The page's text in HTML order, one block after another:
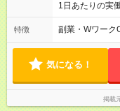
1日あたりの実
フト制 シフト例 11:00～17:00 14:00～18:00 勤務時間2～8時間
※勤務時間が6
合がございます
特徴 副業・Wワーク
気になる！
掲載